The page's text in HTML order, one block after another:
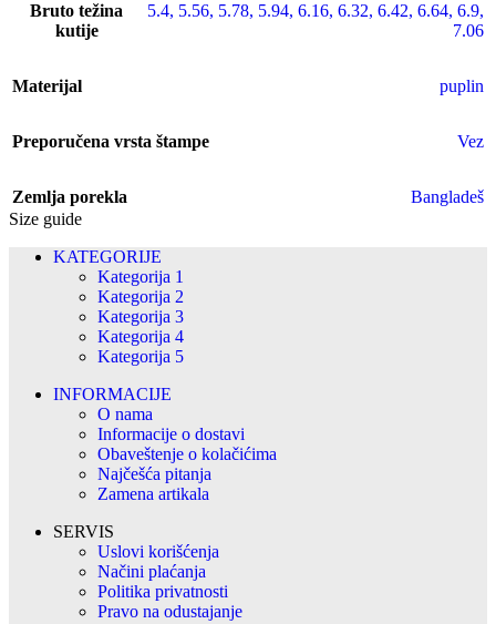
Bruto težina
kutije
5.4, 5.56, 5.78, 5.94, 6.16, 6.32, 6.42, 6.64, 6.9,
7.06
Materijal puplin
Preporučena vrsta štampe Vez
Zemlja porekla
Bangladeš
Size guide
KATEGORIJE
Kategorija 1
Kategorija 2
Kategorija 3
Kategorija 4
Kategorija 5
INFORMACIJE
O nama
Informacije o dostavi
Obaveštenje o kolačićima
Najčešća pitanja
Zamena artikala
SERVIS
Uslovi korišćenja
Načini plaćanja
Politika privatnosti
Pravo na odustajanje